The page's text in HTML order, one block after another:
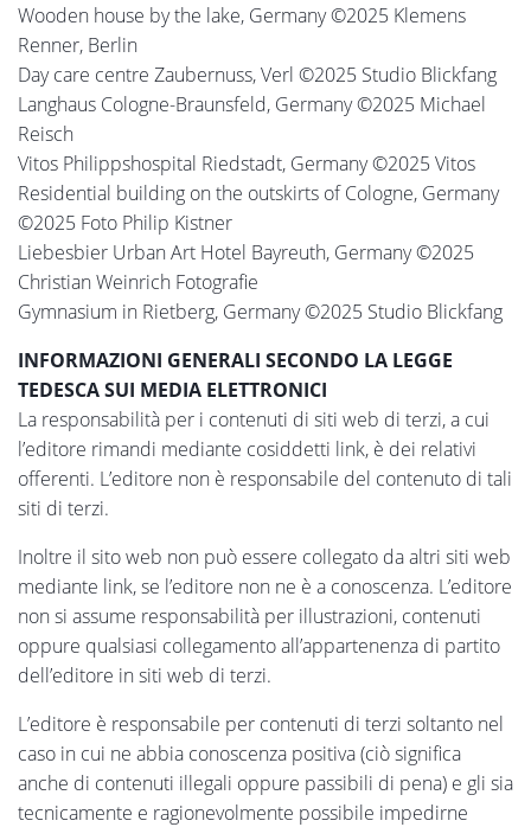
Wooden house by the lake, Germany ©2025 Klemens
Renner, Berlin
Day care centre Zaubernuss, Verl ©2025 Studio Blickfang
Langhaus Cologne-Braunsfeld, Germany ©2025 Michael
Reisch
Vitos Philippshospital Riedstadt, Germany ©2025 Vitos
Residential building on the outskirts of Cologne, Germany
©2025 Foto Philip Kistner
Liebesbier Urban Art Hotel Bayreuth, Germany ©2025
Christian Weinrich Fotografie
Gymnasium in Rietberg, Germany ©2025 Studio Blickfang
INFORMAZIONI GENERALI SECONDO LA LEGGE
TEDESCA SUI MEDIA ELETTRONICI
La responsabilità per i contenuti di siti web di terzi, a cui
l’editore rimandi mediante cosiddetti link, è dei relativi
offerenti. L’editore non è responsabile del contenuto di tali
siti di terzi.
Inoltre il sito web non può essere collegato da altri siti web
mediante link, se l’editore non ne è a conoscenza. L’editore
non si assume responsabilità per illustrazioni, contenuti
oppure qualsiasi collegamento all’appartenenza di partito
dell’editore in siti web di terzi.
L’editore è responsabile per contenuti di terzi soltanto nel
caso in cui ne abbia conoscenza positiva (ciò significa
anche di contenuti illegali oppure passibili di pena) e gli sia
tecnicamente e ragionevolmente possibile impedirne